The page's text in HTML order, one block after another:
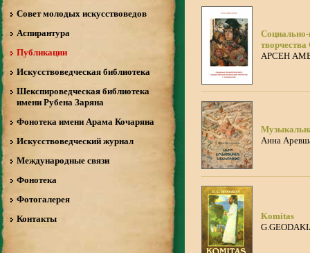
Совет молодых искусствоведов
Аспирантура
Публикации
Искусствоведческая библиотека
Шекспироведческая библиотека
имени Рубена Заряна
Фонотека имени Арама Кочаряна
Искусствоведческий журнал
Международные связи
Фонотека
Фотогалерея
Контакты
Социально-
АРСЕН
Анна
Komitas